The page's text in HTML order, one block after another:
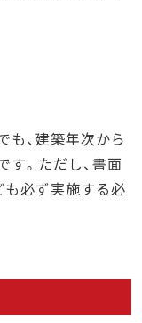
、建築年次から
。ただし、書面
も必ず実施する必